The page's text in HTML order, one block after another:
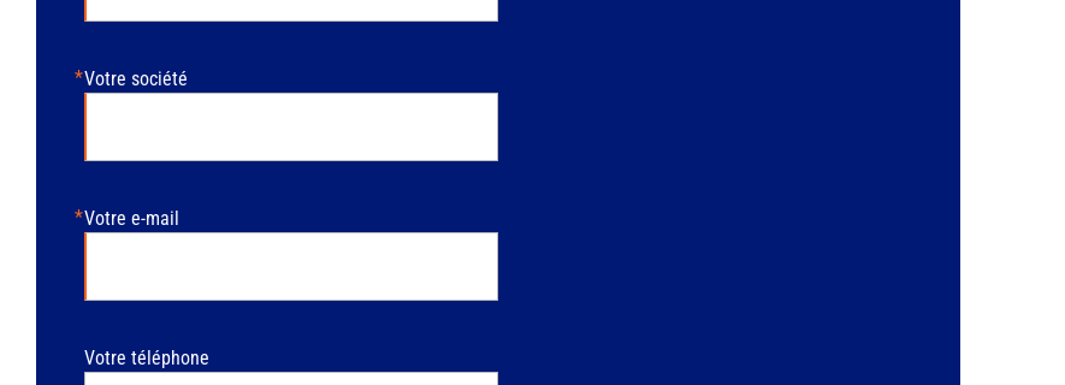
Votre société
Votre e-mail
Votre téléphone